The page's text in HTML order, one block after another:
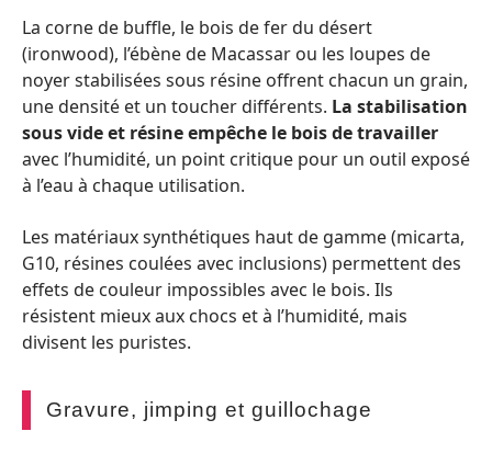
La corne de buffle, le bois de fer du désert
(ironwood), l’ébène de Macassar ou les loupes de
noyer stabilisées sous résine offrent chacun un grain,
une densité et un toucher différents. La stabilisation
sous vide et résine empêche le bois de travailler
avec l’humidité, un point critique pour un outil exposé
à l’eau à chaque utilisation.
Les matériaux synthétiques haut de gamme (micarta,
G10, résines coulées avec inclusions) permettent des
effets de couleur impossibles avec le bois. Ils
résistent mieux aux chocs et à l’humidité, mais
divisent les puristes.
Gravure, jimping et guillochage